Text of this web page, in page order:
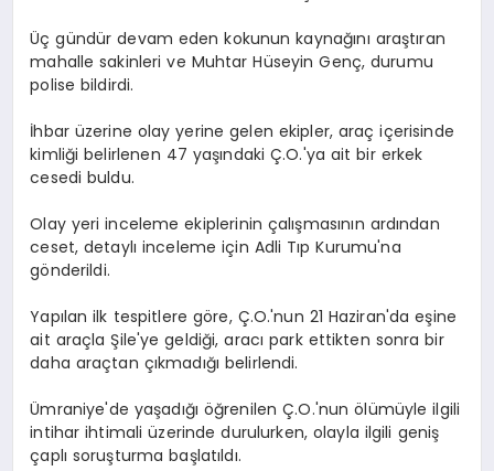
Üç gündür devam eden kokunun kaynağını araştıran
mahalle sakinleri ve Muhtar Hüseyin Genç, durumu
polise bildirdi.
İhbar üzerine olay yerine gelen ekipler, araç içerisinde
kimliği belirlenen 47 yaşındaki Ç.O.'ya ait bir erkek
cesedi buldu.
Olay yeri inceleme ekiplerinin çalışmasının ardından
ceset, detaylı inceleme için Adli Tıp Kurumu'na
gönderildi.
Yapılan ilk tespitlere göre, Ç.O.'nun 21 Haziran'da eşine
ait araçla Şile'ye geldiği, aracı park ettikten sonra bir
daha araçtan çıkmadığı belirlendi.
Ümraniye'de yaşadığı öğrenilen Ç.O.'nun ölümüyle ilgili
intihar ihtimali üzerinde durulurken, olayla ilgili geniş
çaplı soruşturma başlatıldı.